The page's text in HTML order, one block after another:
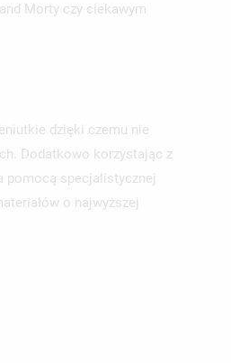
Morty czy ciekawym
dzięki czemu nie
Dodatkowo korzystając z
pomocą specjalistycznej
o najwyższej